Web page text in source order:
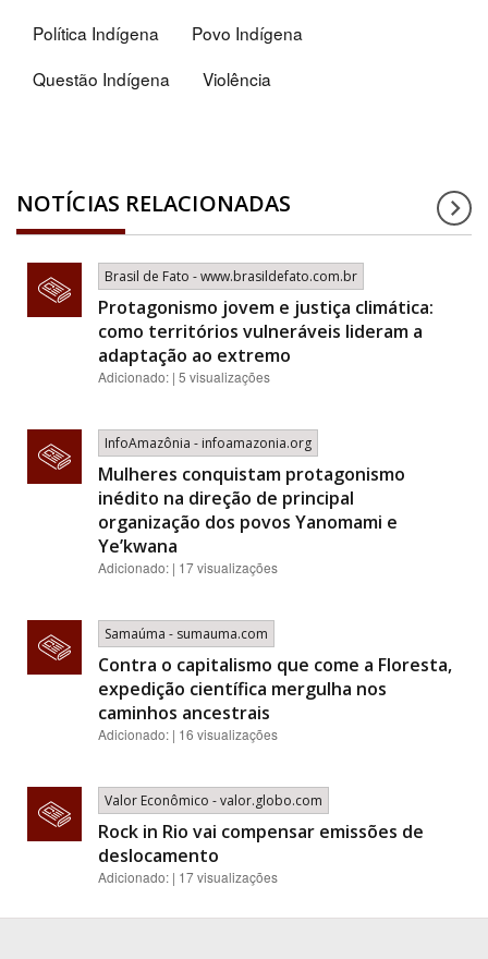
Política Indígena
Povo Indígena
Questão Indígena
Violência
NOTÍCIAS RELACIONADAS
Brasil de Fato - www.brasildefato.com.br
Protagonismo jovem e justiça climática:
como territórios vulneráveis lideram a
adaptação ao extremo
Adicionado: | 5 visualizações
InfoAmazônia - infoamazonia.org
Mulheres conquistam protagonismo
inédito na direção de principal
organização dos povos Yanomami e
Ye’kwana
Adicionado: | 17 visualizações
Samaúma - sumauma.com
Contra o capitalismo que come a Floresta,
expedição científica mergulha nos
caminhos ancestrais
Adicionado: | 16 visualizações
Valor Econômico - valor.globo.com
Rock in Rio vai compensar emissões de
deslocamento
Adicionado: | 17 visualizações